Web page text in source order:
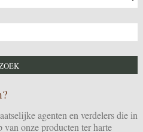
agenten en verdelers die in
onze producten ter harte